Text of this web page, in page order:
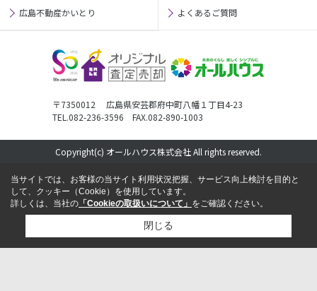
広島不動産かいとり よくあるご質問
〒7350012 広島県安芸郡府中町八幡１丁目4-23
TEL.082-236-3596 FAX.082-890-1003
Copyright(c) オールハウス株式会社 All rights reserved.
当サイトでは、お客様の当サイト利用状況把握、サービス向上検討を目的と
して、クッキー（Cookie）を使用しています。
詳しくは、当社の 「Cookieの取扱いについて」 をご確認ください。
閉じる